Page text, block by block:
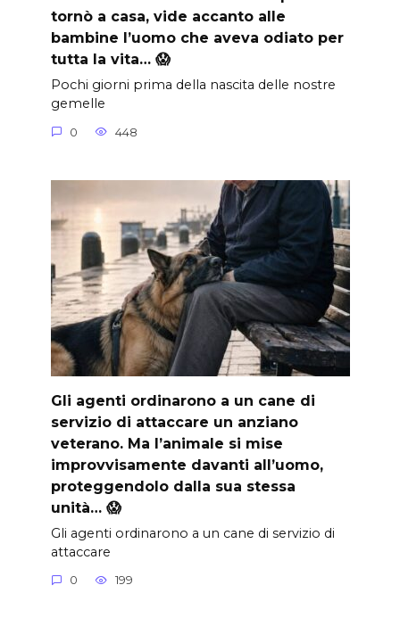
tornò a casa, vide accanto alle
bambine l’uomo che aveva odiato per
tutta la vita… 😱
Pochi giorni prima della nascita delle nostre
gemelle
0 448
Gli agenti ordinarono a un cane di
servizio di attaccare un anziano
veterano. Ma l’animale si mise
improvvisamente davanti all’uomo,
proteggendolo dalla sua stessa
unità… 😱
Gli agenti ordinarono a un cane di servizio di
attaccare
0 199